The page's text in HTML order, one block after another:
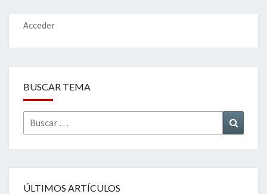
o
k
n
ar
Acceder
BUSCAR TEMA
Buscar
por:
ÚLTIMOS ARTÍCULOS